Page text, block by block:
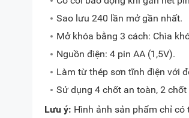
Sao lưu 240 lần mở gần nhất.
Mở khóa bằng 3 cách: Chìa
Nguồn điện: 4 pin AA (1,5V).
Làm từ thép sơn tĩnh điện với
Sử dụng 4 chốt an toàn, 2
Lưu ý: Hình ảnh sản phẩm chỉ